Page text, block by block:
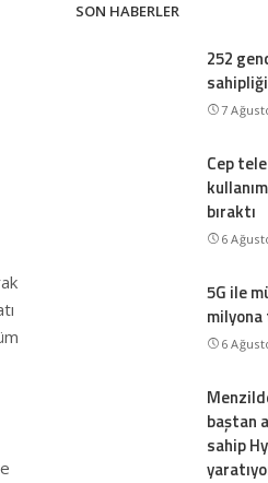
SON HABERLER
252
7
Cep
bıraktı
6
5G ile
milyona
6
baştan
sahip